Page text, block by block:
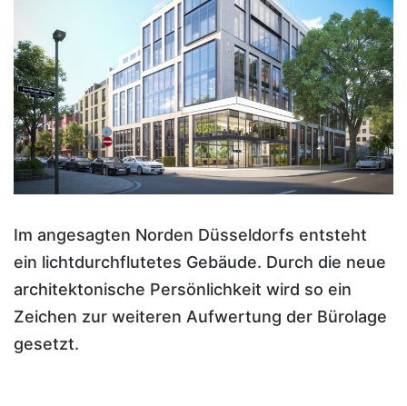
Im angesagten Norden Düsseldorfs entsteht
ein lichtdurchflutetes Gebäude. Durch die neue
architektonische Persönlichkeit wird so ein
Zeichen zur weiteren Aufwertung der Bürolage
gesetzt.